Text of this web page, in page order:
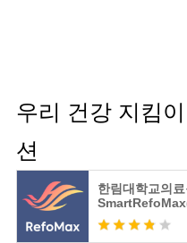
우리 건강 지킴
션
한림대학교의료
트리포맥스)